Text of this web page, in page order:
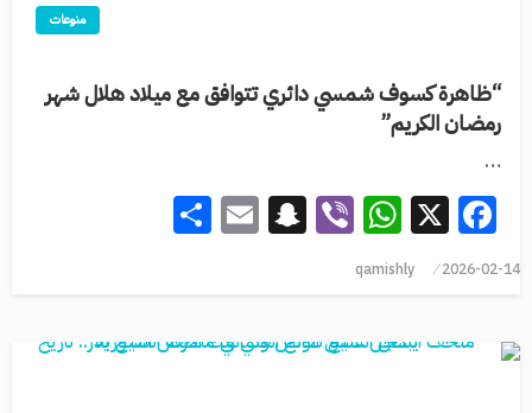
منوعات
“ظاهرة كسوف شمسي دائري تتوافق مع ميلاد هلال شهر
رمضان الكريم”
…
Facebook
X
WhatsApp
Viber
Snapchat
Email
2026-02-14
qamishly